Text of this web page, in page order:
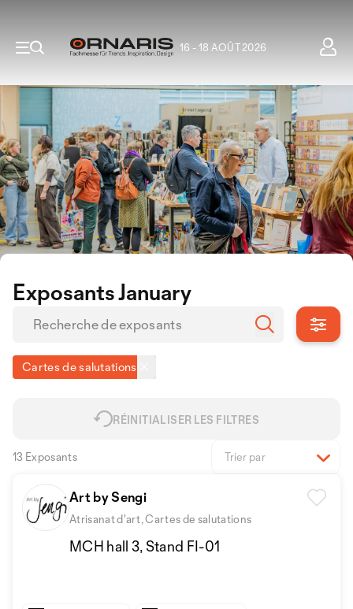
16 - 18 AOÛT 2026
Exposants January
Cartes de salutations
RÉINITIALISER LES FILTRES
13 Exposants Trier par
Art by Sengi
Atrisanat d'art, Cartes de salutations
MCH hall 3, Stand FI-01